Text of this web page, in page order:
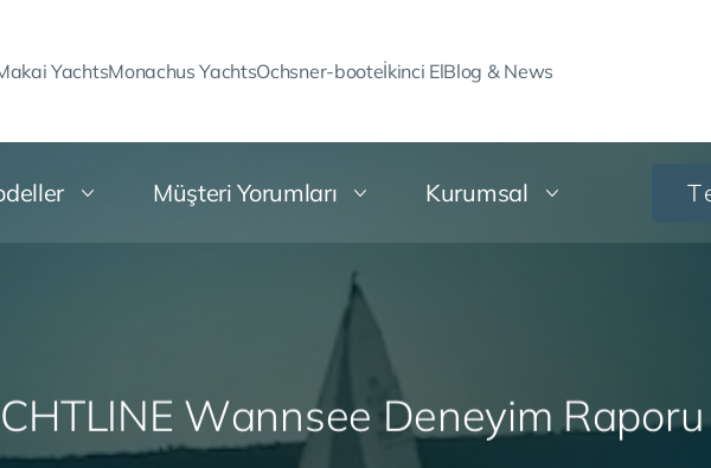
YachtsMonachus YachtsOchsner-booteİkinci ElBlog & News
Müşteri Yorumları Kurumsal
CHTLINE Wannsee Deneyim Raporu